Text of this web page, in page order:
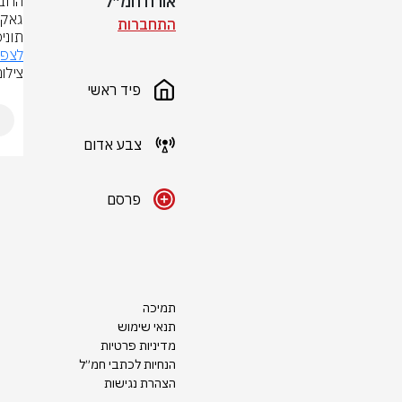
התחברות
פיד ראשי
צבע אדום
פרסם
תמיכה
תנאי שימוש
מדיניות פרטיות
הנחיות לכתבי חמ״ל
הצהרת נגישות